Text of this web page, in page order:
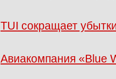
TUI сокращает
Авиакомпания «Blue